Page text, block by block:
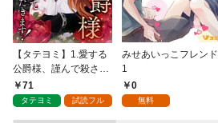
【タテヨミ】1.愛する
公爵様、謹んで殺させ
ていただきます！
71
タテヨミ 試読フル
みせあいっこフレンド
1
0
無料